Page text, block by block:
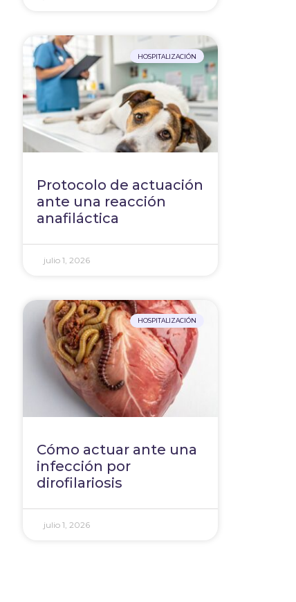
HOSPITALIZACIÓN
Protocolo de actuación
ante una reacción
anafiláctica
julio 1, 2026
HOSPITALIZACIÓN
Cómo actuar ante una
infección por
dirofilariosis
julio 1, 2026